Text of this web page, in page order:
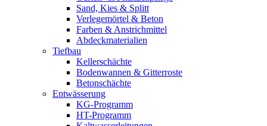
Sand, Kies & Splitt
Verlegemörtel & Beton
Farben & Anstrichmittel
Abdeckmaterialien
Tiefbau
Kellerschächte
Bodenwannen & Gitterroste
Betonschächte
Entwässerung
KG-Programm
HT-Programm